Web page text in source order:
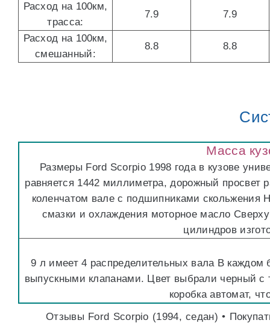
Расход на 100км,
трасса:
7.9 7.9
Расход на 100км,
смешанный:
8.8 8.8
Масса
Размеры Ford Scorpio 1998 года в кузове
равняется 1442 миллиметра, дорожный
коленчатом вале с подшипниками скольжения
смазки и охлаждения моторное масло Сверху
цилиндров
9 л имеет 4 распределительных вала В
выпускными клапанами. Цвет выбрали черный с
коробка автомат,
Отзывы Ford Scorpio (1994, седан) •